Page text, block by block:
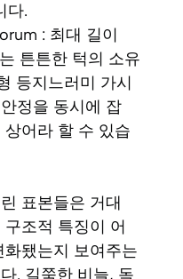
다.
: 최대 길이
튼튼한 턱의 소유
등지느러미 가시
정을 동시에 잡
어라 할 수 있습
표본들은 거대
조적 특징이 어
됐는지 보여주는
. 길쭉한 비늘, 독